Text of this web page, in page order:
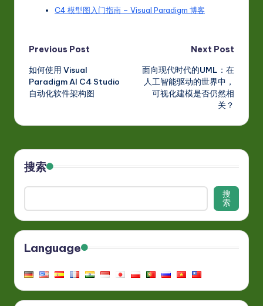
C4 模型图入门指南 – Visual Paradigm 博客
Post
navigation
Previous Post
如何使用 Visual
Paradigm AI C4 Studio
自动化软件架构图
Next Post
面向现代时代的UML：在
人工智能驱动的世界中，
可视化建模是否仍然相
关？
搜索
搜
索
Language